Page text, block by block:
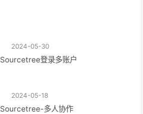
2024-05-30
Sourcetree登录多账户
2024-05-18
Sourcetree-多人协作